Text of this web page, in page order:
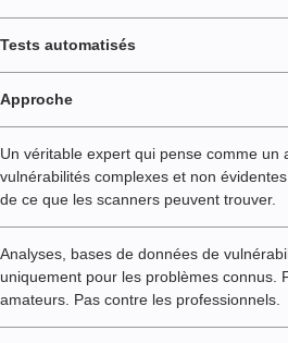
Tests automatisés
Approche
Un véritable expert qui pense comme un
vulnérabilités complexes et non
de ce que les scanners peuvent trouver.
Analyses, bases de données de
uniquement pour les problèmes connus.
amateurs. Pas contre les professionnels.